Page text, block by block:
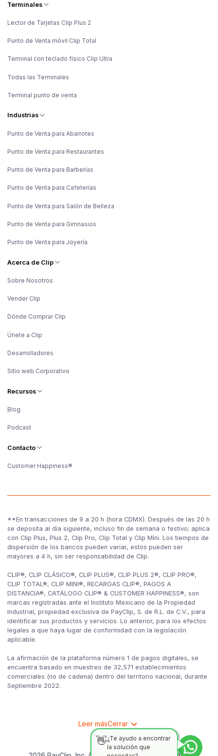
Terminales
Lector de Tarjetas Clip Plus 2
Punto de Venta móvil Clip Total
Terminal con teclado físico Clip Ultra
Todas las Terminales
Terminal punto de venta
Industrias
Punto de Venta para Abarrotes
Punto de Venta para Restaurantes
Punto de Venta para Barberías
Punto de Venta para Cafeterías
Punto de Venta para Salón de Belleza
Punto de Venta para Gimnasios
Punto de Venta para Joyería
Acerca de Clip
Sobre Nosotros
Vender Clip
Dónde Comprar Clip
Únete a Clip
Desarrolladores
Sitio web Corporativo
Recursos
Blog
Podcast
Contacto
Customer Happiness®
**En transacciones de 9 a 20 h (hora CDMX). Después de las 20 h
se deposita al día siguiente, incluso fin de semana o festivo; aplica
con Clip Plus, Plus 2, Clip Pro, Clip Total y Clip Mini. Los tiempos de
dispersión de los bancos pueden variar, estos pueden ser
mayores a 4 h, sin ser responsabilidad de Clip.
CLIP®, CLIP CLÁSICO®, CLIP PLUS®, CLIP PLUS 2®, CLIP PRO®,
CLIP TOTAL®, CLIP MINI®, RECARGAS CLIP®, PAGOS A
DISTANCIA®, CATÁLOGO CLIP® & CUSTOMER HAPPINESS®, son
marcas registradas ante el Instituto Mexicano de la Propiedad
Industrial, propiedad exclusiva de PayClip, S. de R.L. de C.V., para
identificar sus productos y servicios. Lo anterior, para los efectos
legales a que haya lugar de conformidad con la legislación
aplicable.
La afirmación de la plataforma número 1 de pagos digitales, se
encuentra basado en muestreo de 32,571 establecimientos
comerciales (no de cadena) dentro del territorio nacional, durante
Septiembre 2022.
Leer másCerrar
👋¿Te ayudo a encontrar
la solución que